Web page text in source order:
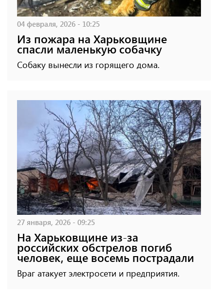
04 февраля, 2026 - 10:25
Из пожара на Харьковщине
спасли маленькую собачку
Собаку вынесли из горящего дома.
27 января, 2026 - 09:25
На Харьковщине из-за
российских обстрелов погиб
человек, еще восемь пострадали
Враг атакует электросети и предприятия.